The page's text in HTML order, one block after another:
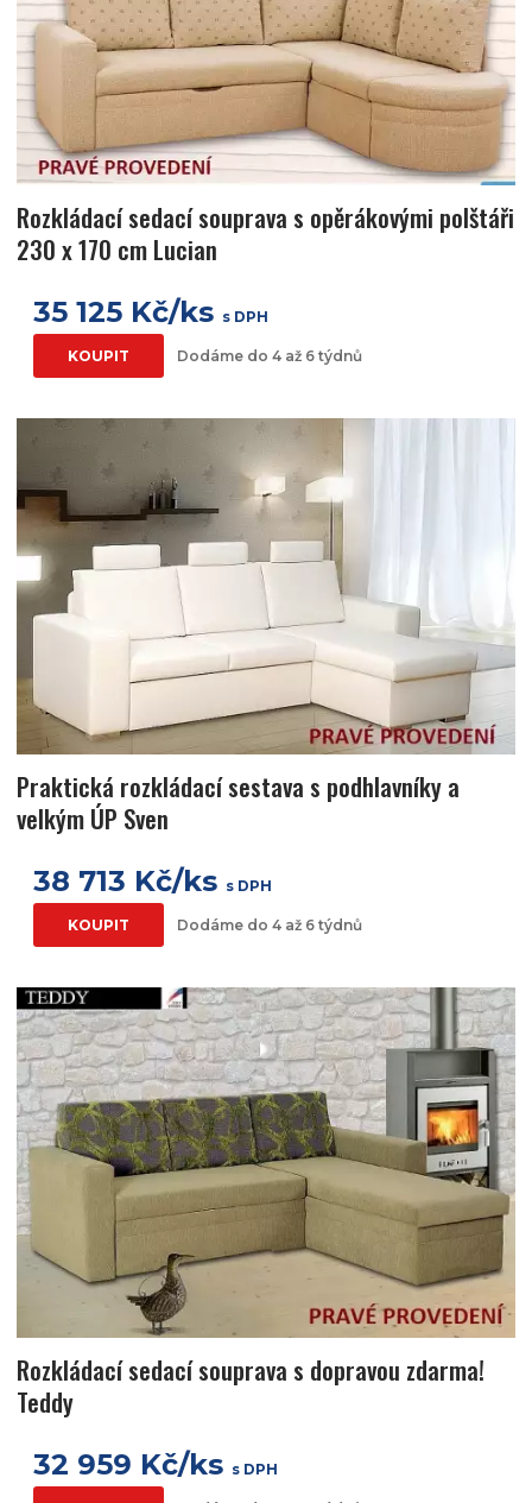
Rozkládací sedací souprava s opěrákovými polštáři
230 x 170 cm Lucian
35 125 Kč/ks s DPH
KOUPIT Dodáme do 4 až 6 týdnů
Praktická rozkládací sestava s podhlavníky a
velkým ÚP Sven
38 713 Kč/ks s DPH
KOUPIT Dodáme do 4 až 6 týdnů
Rozkládací sedací souprava s dopravou zdarma!
Teddy
32 959 Kč/ks s DPH